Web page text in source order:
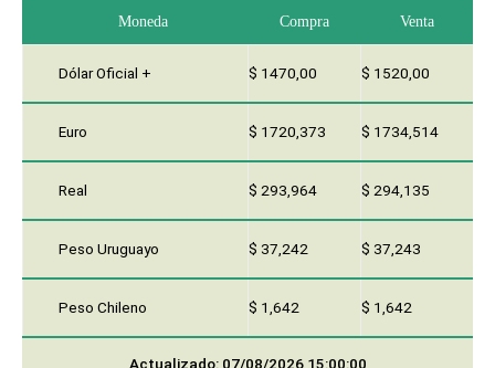
Moneda Compra Venta
Dólar Oficial + $ 1470,00 $ 1520,00
Euro $ 1720,373 $ 1734,514
Real $ 293,964 $ 294,135
Peso Uruguayo $ 37,242 $ 37,243
Peso Chileno $ 1,642 $ 1,642
Actualizado: 07/08/2026 15:00:00